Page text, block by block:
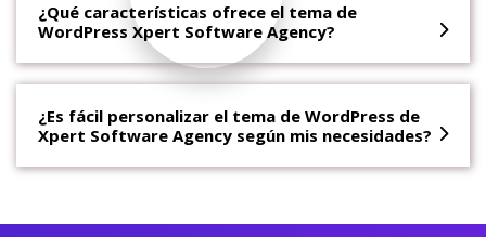
¿Qué características ofrece el tema de
WordPress Xpert Software Agency?
¿Es fácil personalizar el tema de WordPress de
Xpert Software Agency según mis necesidades?